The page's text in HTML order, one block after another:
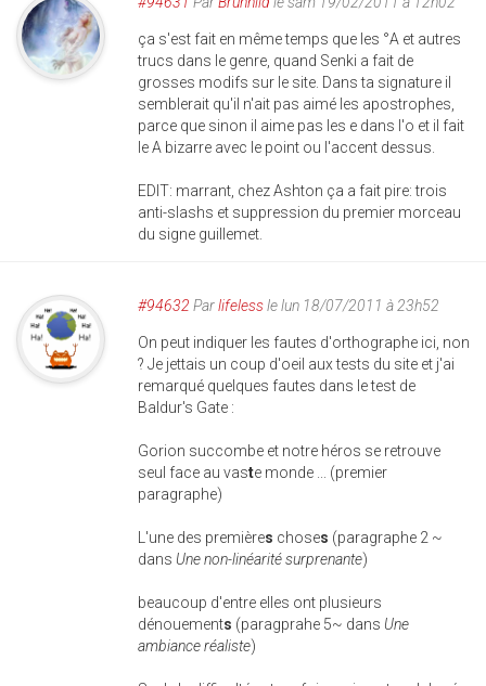
ça s'est fait en même temps que les °A et autres
trucs dans le genre, quand Senki a fait de
grosses modifs sur le site. Dans ta signature il
semblerait qu'il n'ait pas aimé les apostrophes,
parce que sinon il aime pas les e dans l'o et il fait
le A bizarre avec le point ou l'accent dessus.
EDIT: marrant, chez Ashton ça a fait pire: trois
anti-slashs et suppression du premier morceau
du signe guillemet.
#94632 Parlifelessle lun 18/07/2011 à 23h52
On peut indiquer les fautes d'orthographe ici, non
? Je jettais un coup d'oeil aux tests du site et j'ai
remarqué quelques fautes dans le test de
Baldur's Gate :
Gorion succombe et notre héros se retrouve
seul face au vaste monde ... (premier
paragraphe)
L'une des premières choses (paragraphe 2 ~
dans Une non-linéarité surprenante)
beaucoup d'entre elles ont plusieurs
dénouements (paragprahe 5~ dans Une
ambiance réaliste)